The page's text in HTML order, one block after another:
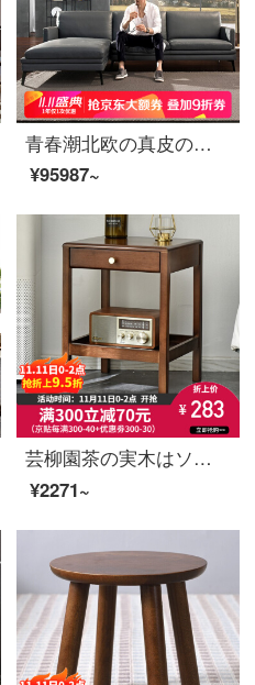
青春潮北欧の真皮のソファーのトップ層の牛皮の貴妃のソファーの小型タイプのイタリアのソファー（3+高い2.71 m）（座るのが深い56 cm）
¥95987~
芸柳園茶の実木はソファーの辺の幾つかの棚の角を簡単に予約します。ベッドのそばのテーブルの端に胡桃色のテーブルがあります。
¥2271~